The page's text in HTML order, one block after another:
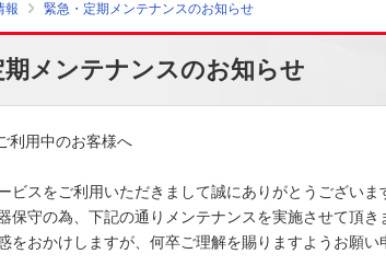
報 緊急・定期メンテナンスのお知らせ
期メンテナンスのお知らせ
利用中のお客様へ
ビスをご利用いただきまして誠にありがとうございま
保守の為、下記の通りメンテナンスを実施させて頂き
をおかけしますが、何卒ご理解を賜りますようお願い